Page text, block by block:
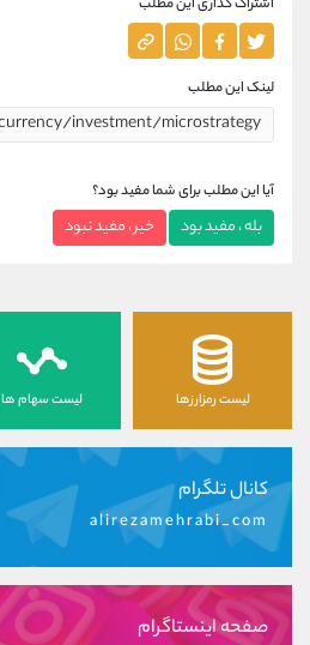
لینک این مطلب
آیا این مطلب برای شما مفید بود؟
بله ، مفید بود خیر ، مفید نبود
لیست رمزارزها لیست سهام ها
کانال تلگرام
alirezamehrabi_com
صفحه اینستاگرام